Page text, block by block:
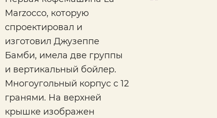
Marzocco, которую
спроектировал и
изготовил Джузеппе
Бамби, имела две группы
и вертикальный бойлер.
Многоугольный корпус с 12
гранями. На верхней
крышке изображен